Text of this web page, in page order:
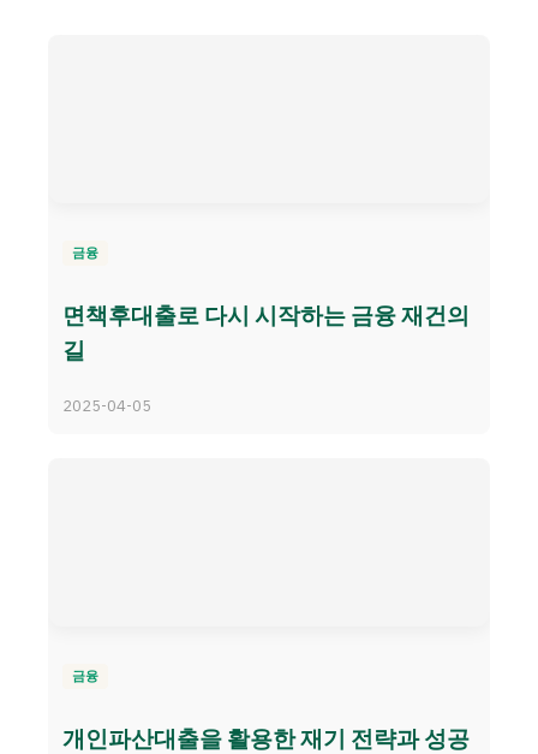
금융
면책후대출로 다시 시작하는 금융 재건의
길
2025-04-05
금융
개인파산대출을 활용한 재기 전략과 성공